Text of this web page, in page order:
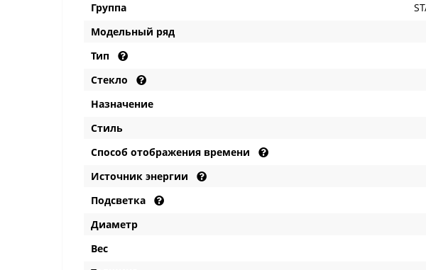
Группа
Модельный ряд
Тип
Стекло
Назначение
Стиль
Способ отображения времени
Источник энергии
Подсветка
Диаметр
Вес